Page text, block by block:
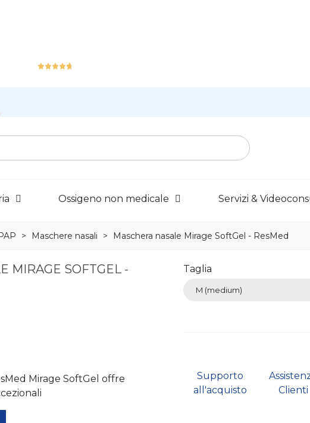
PER ORDINI SUPERIORI A 119€
Ossigeno non medicale Servizi &
> Maschere nasali > Maschera nasale Mirage SoftGel - ResMed
MIRAGE SOFTGEL -
Mirage SoftGel offre
Taglia
Supporto
all'acquisto
Clienti